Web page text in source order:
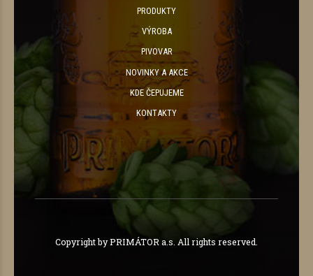
PRODUKTY
VÝROBA
PIVOVAR
NOVINKY A AKCE
KDE ČEPUJEME
KONTAKTY
Copyright by PRIMÁTOR a.s. All rights reserved.